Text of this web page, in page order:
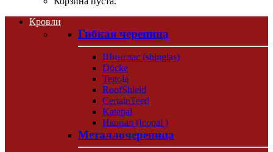
Кровли
Гибкая черепица
Шинглас (shinglas)
Döcke
Tegola
RoofShield
CertainTeed
Katepal
Икопал (Icopal )
Металлочерепица